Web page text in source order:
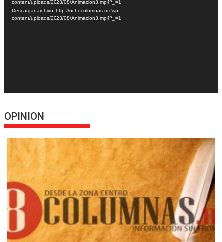
vídeo
content/uploads/2023/08/Animacion3.mp4?_=1
Descargar archivo: http://ochocolumnas.mx/wp-
content/uploads/2023/08/Animacion3.mp4?_=1
OPINION